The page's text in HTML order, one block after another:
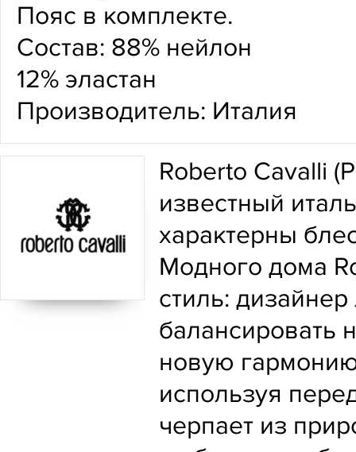
Пояс в комплекте.
Состав: 88% нейлон
12% эластан
Производитель: Италия
Roberto Cavalli
известный
характерны
Модного дома
стиль:
балансировать
новую
используя
черпает из